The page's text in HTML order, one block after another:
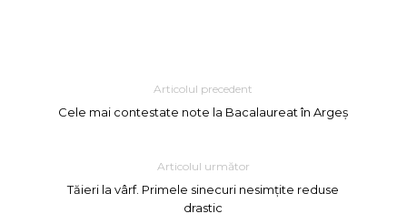
Articolul precedent
Cele mai contestate note la Bacalaureat în Argeș
Articolul următor
Tăieri la vârf. Primele sinecuri nesimțite reduse
drastic